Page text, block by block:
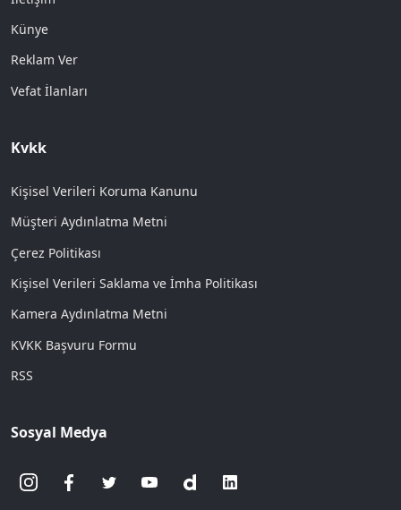
Künye
Reklam Ver
Vefat İlanları
Kvkk
Kişisel Verileri Koruma Kanunu
Müşteri Aydınlatma Metni
Çerez Politikası
Kişisel Verileri Saklama ve İmha Politikası
Kamera Aydınlatma Metni
KVKK Başvuru Formu
RSS
Sosyal Medya